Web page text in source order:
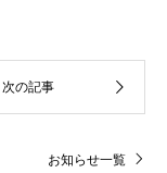
お知らせ一覧